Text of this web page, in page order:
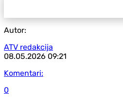
Autor:
ATV redakcija
08.05.2026 09:21
Komentari:
0